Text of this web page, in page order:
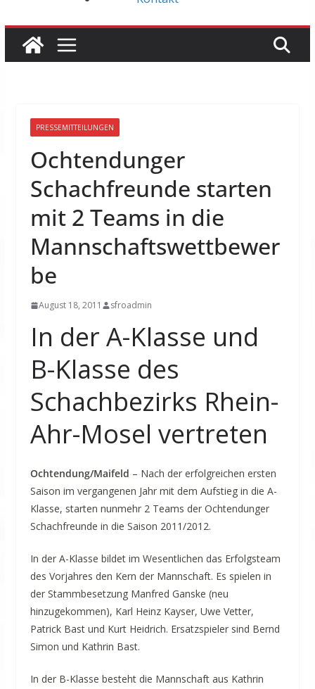
PRESSEMITTEILUNGEN
Ochtendunger
Schachfreunde starten
mit 2 Teams in die
Mannschaftswettbewer
be
August 18, 2011 sfroadmin
In der A-Klasse und
B-Klasse des
Schachbezirks Rhein-
Ahr-Mosel vertreten
Ochtendung/Maifeld – Nach der erfolgreichen ersten
Saison im vergangenen Jahr mit dem Aufstieg in die A-
Klasse, starten nunmehr 2 Teams der Ochtendunger
Schachfreunde in die Saison 2011/2012.
In der A-Klasse bildet im Wesentlichen das Erfolgsteam
des Vorjahres den Kern der Mannschaft. Es spielen in
der Stammbesetzung Manfred Ganske (neu
hinzugekommen), Karl Heinz Kayser, Uwe Vetter,
Patrick Bast und Kurt Heidrich. Ersatzspieler sind Bernd
Simon und Kathrin Bast.
In der B-Klasse besteht die Mannschaft aus Kathrin